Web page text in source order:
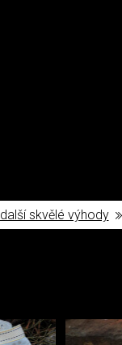
další skvělé výhody